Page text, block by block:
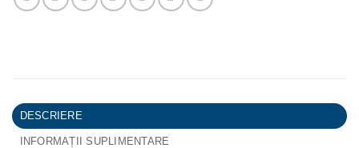
DESCRIERE
INFORMAȚII SUPLIMENTARE